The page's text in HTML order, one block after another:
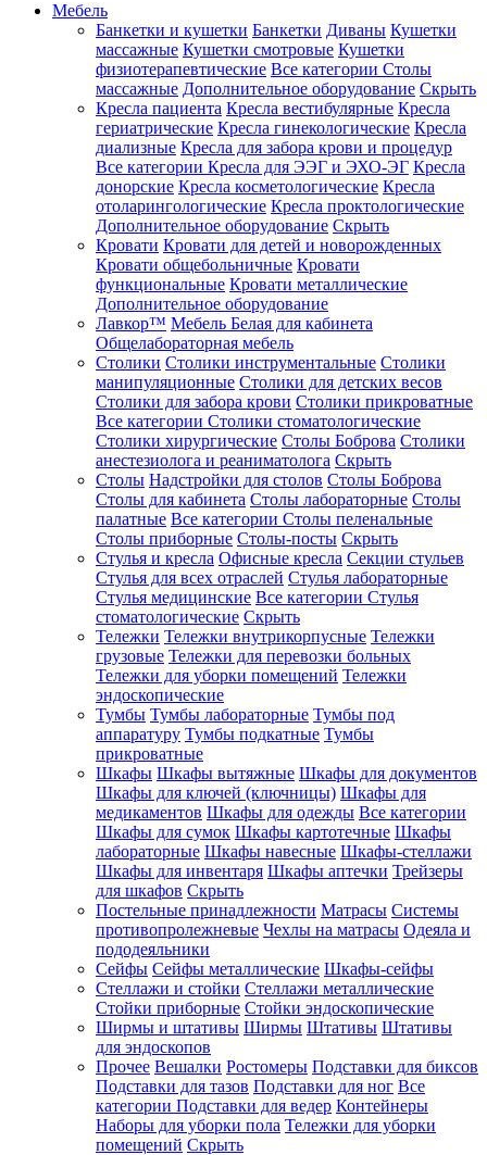
Мебель
Банкетки и кушетки Банкетки Диваны Кушетки
массажные Кушетки смотровые Кушетки
физиотерапевтические Все категории Столы
массажные Дополнительное оборудование Скрыть
Кресла пациента Кресла вестибулярные Кресла
гериатрические Кресла гинекологические Кресла
диализные Кресла для забора крови и процедур
Все категории Кресла для ЭЭГ и ЭХО-ЭГ Кресла
донорские Кресла косметологические Кресла
отоларингологические Кресла проктологические
Дополнительное оборудование Скрыть
Кровати Кровати для детей и новорожденных
Кровати общебольничные Кровати
функциональные Кровати металлические
Дополнительное оборудование
Лавкор™ Мебель Белая для кабинета
Общелабораторная мебель
Столики Столики инструментальные Столики
манипуляционные Столики для детских весов
Столики для забора крови Столики прикроватные
Все категории Столики стоматологические
Столики хирургические Столы Боброва Столики
анестезиолога и реаниматолога Скрыть
Столы Надстройки для столов Столы Боброва
Столы для кабинета Столы лабораторные Столы
палатные Все категории Столы пеленальные
Столы приборные Столы-посты Скрыть
Стулья и кресла Офисные кресла Секции стульев
Стулья для всех отраслей Стулья лабораторные
Стулья медицинские Все категории Стулья
стоматологические Скрыть
Тележки Тележки внутрикорпусные Тележки
грузовые Тележки для перевозки больных
Тележки для уборки помещений Тележки
эндоскопические
Тумбы Тумбы лабораторные Тумбы под
аппаратуру Тумбы подкатные Тумбы
прикроватные
Шкафы Шкафы вытяжные Шкафы для документов
Шкафы для ключей (ключницы) Шкафы для
медикаментов Шкафы для одежды Все категории
Шкафы для сумок Шкафы картотечные Шкафы
лабораторные Шкафы навесные Шкафы-стеллажи
Шкафы для инвентаря Шкафы аптечки Трейзеры
для шкафов Скрыть
Постельные принадлежности Матрасы Системы
противопролежневые Чехлы на матрасы Одеяла и
пододеяльники
Сейфы Сейфы металлические Шкафы-сейфы
Стеллажи и стойки Стеллажи металлические
Стойки приборные Стойки эндоскопические
Ширмы и штативы Ширмы Штативы Штативы
для эндоскопов
Прочее Вешалки Ростомеры Подставки для биксов
Подставки для тазов Подставки для ног Все
категории Подставки для ведер Контейнеры
Наборы для уборки пола Тележки для уборки
помещений Скрыть